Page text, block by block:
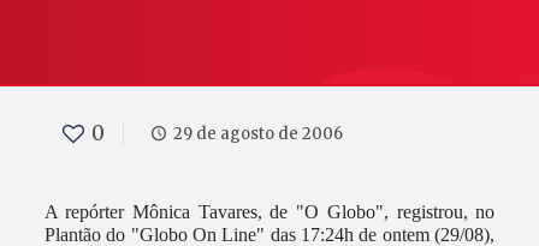
0 29 de agosto de 2006
A repórter Mônica Tavares, de "O Globo", registrou, no
Plantão do "Globo On Line" das 17:24h de ontem (29/08),